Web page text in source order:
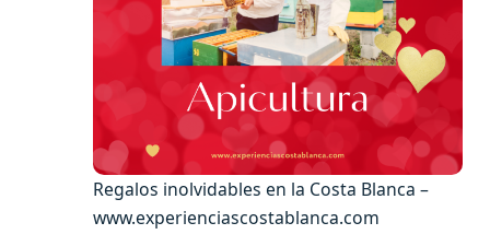
Regalos inolvidables en la Costa Blanca –
www.experienciascostablanca.com